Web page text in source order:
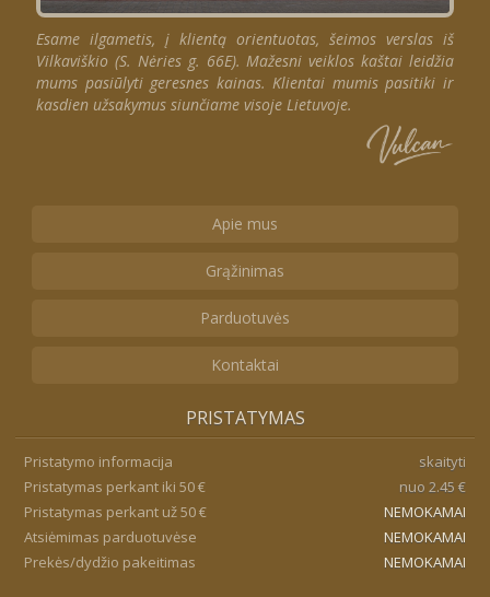
Esame ilgametis, į klientą orientuotas, šeimos verslas iš
Vilkaviškio (S. Nėries g. 66E). Mažesni veiklos kaštai leidžia
mums pasiūlyti geresnes kainas. Klientai mumis pasitiki ir
kasdien užsakymus siunčiame visoje Lietuvoje.
Apie mus
Grąžinimas
Parduotuvės
Kontaktai
PRISTATYMAS
Pristatymo informacija
skaityti
Pristatymas perkant iki 50 €
nuo 2.45 €
Pristatymas perkant už 50 €
NEMOKAMAI
Atsiėmimas parduotuvėse
NEMOKAMAI
Prekės/dydžio pakeitimas
NEMOKAMAI